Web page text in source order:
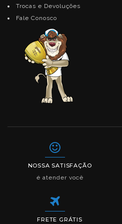
Trocas e Devoluções
Fale Conosco
NOSSA SATISFAÇÃO
é atender você
FRETE GRÁTIS